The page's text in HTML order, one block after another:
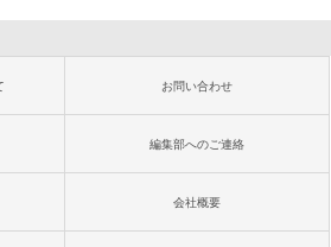
お問い合わせ
編集部へのご連絡
会社概要